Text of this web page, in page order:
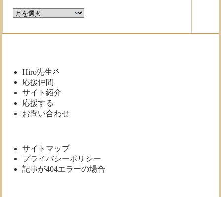
歴
保
Hiro先生🌱
応援仲間
サイト紹介
応援する
お問い合わせ
サイトマップ
プライバシーポリシー
記事が404エラーの場合